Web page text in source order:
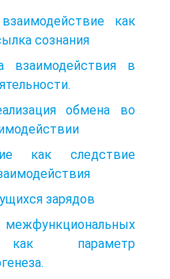
как
сознания
в
обмена во
как следствие
зарядов
как параметр